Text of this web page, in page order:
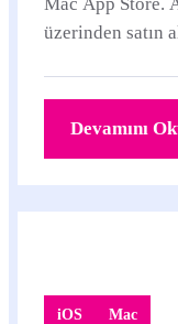
üzerinden satın
Devamını
iOS Mac